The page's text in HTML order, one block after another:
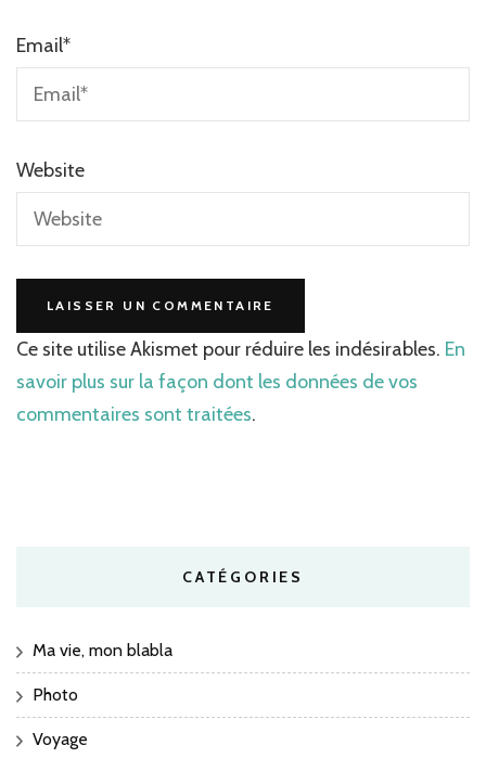
Email*
Website
Ce site utilise Akismet pour réduire les indésirables. En
savoir plus sur la façon dont les données de vos
commentaires sont traitées.
CATÉGORIES
Ma vie, mon blabla
Photo
Voyage